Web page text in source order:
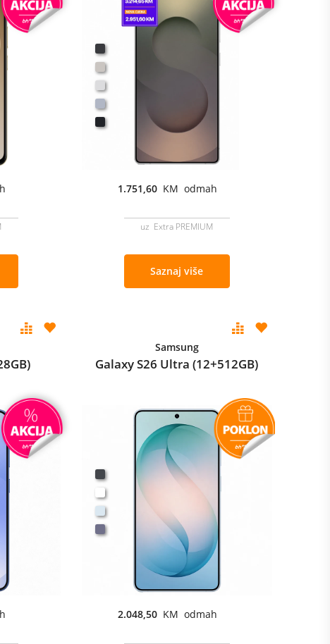
1.751,60 KM odmah
uz Extra PREMIUM
Saznaj više
Samsung
Galaxy S26 Ultra (12+512GB)
2.048,50 KM odmah